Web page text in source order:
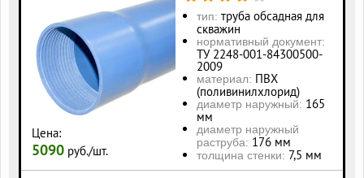
Цена:
5090 руб./шт.
тип: труба обсадная для
скважин
нормативный документ:
ТУ 2248-001-84300500-
2009
материал: ПВХ
(поливинилхлорид)
диаметр наружный: 165
мм
диаметр наружный
раструба: 176 мм
толщина стенки: 7,5 мм